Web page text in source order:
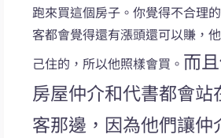
跑來買這個房子。你覺得不合理
客都會覺得還有漲頭還可以賺，
己住的，所以他照樣會買。 而
房屋仲介和代書都會站
客那邊，因為他們讓仲